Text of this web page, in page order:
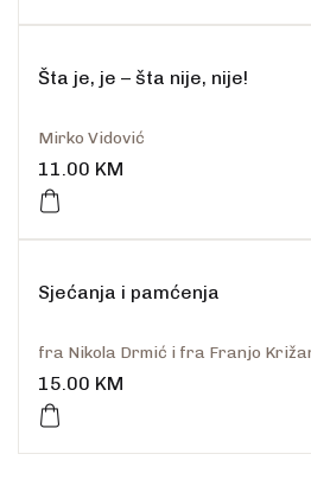
Šta je, je – šta nije, nije!
Mirko Vidović
11.00 KM
Sjećanja i pamćenja
fra Nikola Drmić i fra Franjo
15.00 KM